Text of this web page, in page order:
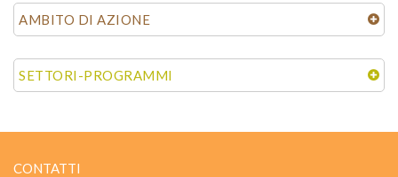
AMBITO DI AZIONE
SETTORI-PROGRAMMI
CONTATTI